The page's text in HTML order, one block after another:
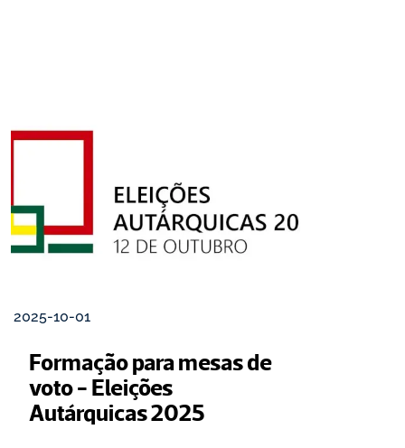
2025-10-01
Formação para mesas de
voto - Eleições
Autárquicas 2025